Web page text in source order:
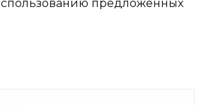
предложенных